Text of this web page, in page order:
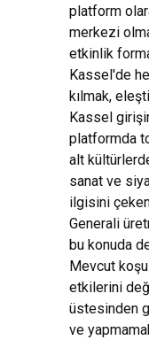
platform
merkezi
etkinlik
Kassel'de
kılmak,
Kassel
platformda
alt
sanat ve
ilgisini
Generali
bu konuda
Mevcut
etkilerini
üstesinden
ve